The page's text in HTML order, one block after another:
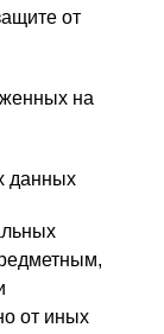
от
на
данных
от иных